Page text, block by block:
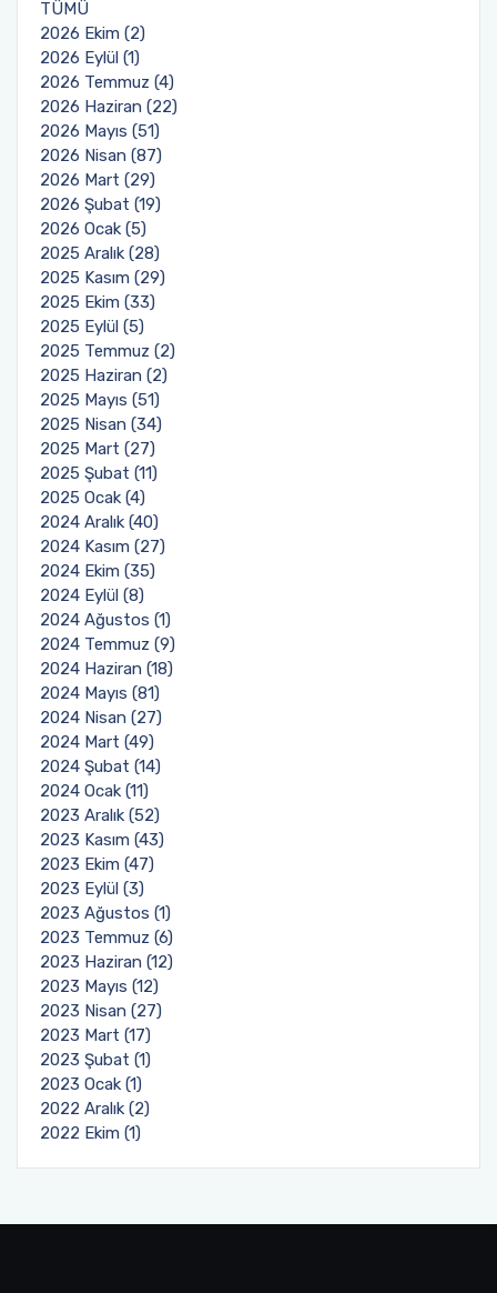
TÜMÜ
2026 Ekim (2)
2026 Eylül (1)
2026 Temmuz (4)
2026 Haziran (22)
2026 Mayıs (51)
2026 Nisan (87)
2026 Mart (29)
2026 Şubat (19)
2026 Ocak (5)
2025 Aralık (28)
2025 Kasım (29)
2025 Ekim (33)
2025 Eylül (5)
2025 Temmuz (2)
2025 Haziran (2)
2025 Mayıs (51)
2025 Nisan (34)
2025 Mart (27)
2025 Şubat (11)
2025 Ocak (4)
2024 Aralık (40)
2024 Kasım (27)
2024 Ekim (35)
2024 Eylül (8)
2024 Ağustos (1)
2024 Temmuz (9)
2024 Haziran (18)
2024 Mayıs (81)
2024 Nisan (27)
2024 Mart (49)
2024 Şubat (14)
2024 Ocak (11)
2023 Aralık (52)
2023 Kasım (43)
2023 Ekim (47)
2023 Eylül (3)
2023 Ağustos (1)
2023 Temmuz (6)
2023 Haziran (12)
2023 Mayıs (12)
2023 Nisan (27)
2023 Mart (17)
2023 Şubat (1)
2023 Ocak (1)
2022 Aralık (2)
2022 Ekim (1)